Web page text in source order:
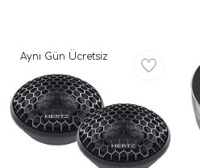
Aynı Gün Ücretsiz